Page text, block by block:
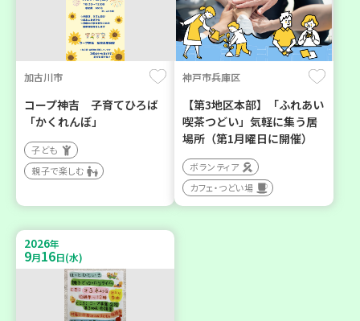
加古川市
コープ神吉 子育てひろば
「かくれんぼ」
子ども
親子で楽しむ
神戸市兵庫区
【第3地区本部】「ふれあい
喫茶つどい」気軽に集う居
場所（第1月曜日に開催）
ボランティア
カフェ・つどい場
2026年
9月16日(水)